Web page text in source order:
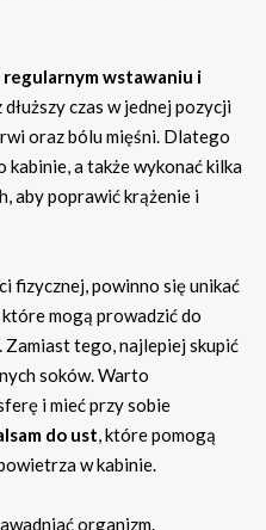
regularnym wstawaniu i
dłuższy czas w jednej pozycji
oraz bólu mięśni. Dlatego
kabinie, a także wykonać kilka
aby poprawić krążenie i
fizycznej, powinno się unikać
mogą prowadzić do
tego, najlepiej skupić
soków. Warto
i mieć przy sobie
do ust, które pomogą
w kabinie.
organizm.